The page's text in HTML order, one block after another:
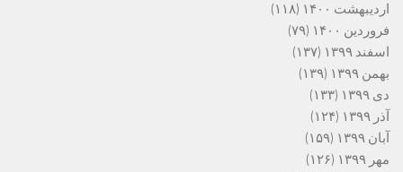
اردیبهشت ۱۴۰۰
(۱۱۸)
فروردین ۱۴۰۰
(۷۹)
اسفند ۱۳۹۹
(۱۳۷)
بهمن ۱۳۹۹
(۱۳۹)
دی ۱۳۹۹
(۱۳۳)
آذر ۱۳۹۹
(۱۲۴)
آبان ۱۳۹۹
(۱۵۹)
مهر ۱۳۹۹
(۱۲۶)